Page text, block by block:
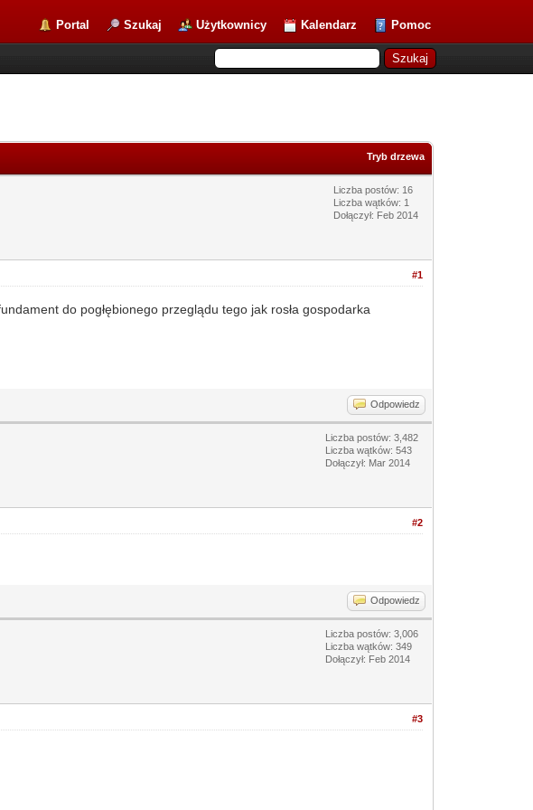
Portal Szukaj Użytkownicy Kalendarz Pomoc
Tryb drzewa
Liczba postów: 16
Liczba wątków: 1
Dołączył: Feb 2014
#1
do pogłębionego przeglądu tego jak rosła gospodarka
Odpowiedz
Liczba postów: 3,482
Liczba wątków: 543
Dołączył: Mar 2014
#2
Odpowiedz
Liczba postów: 3,006
Liczba wątków: 349
Dołączył: Feb 2014
#3